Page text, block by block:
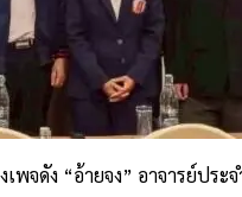
พจดัง “อ้ายจง” อาจารย์ป